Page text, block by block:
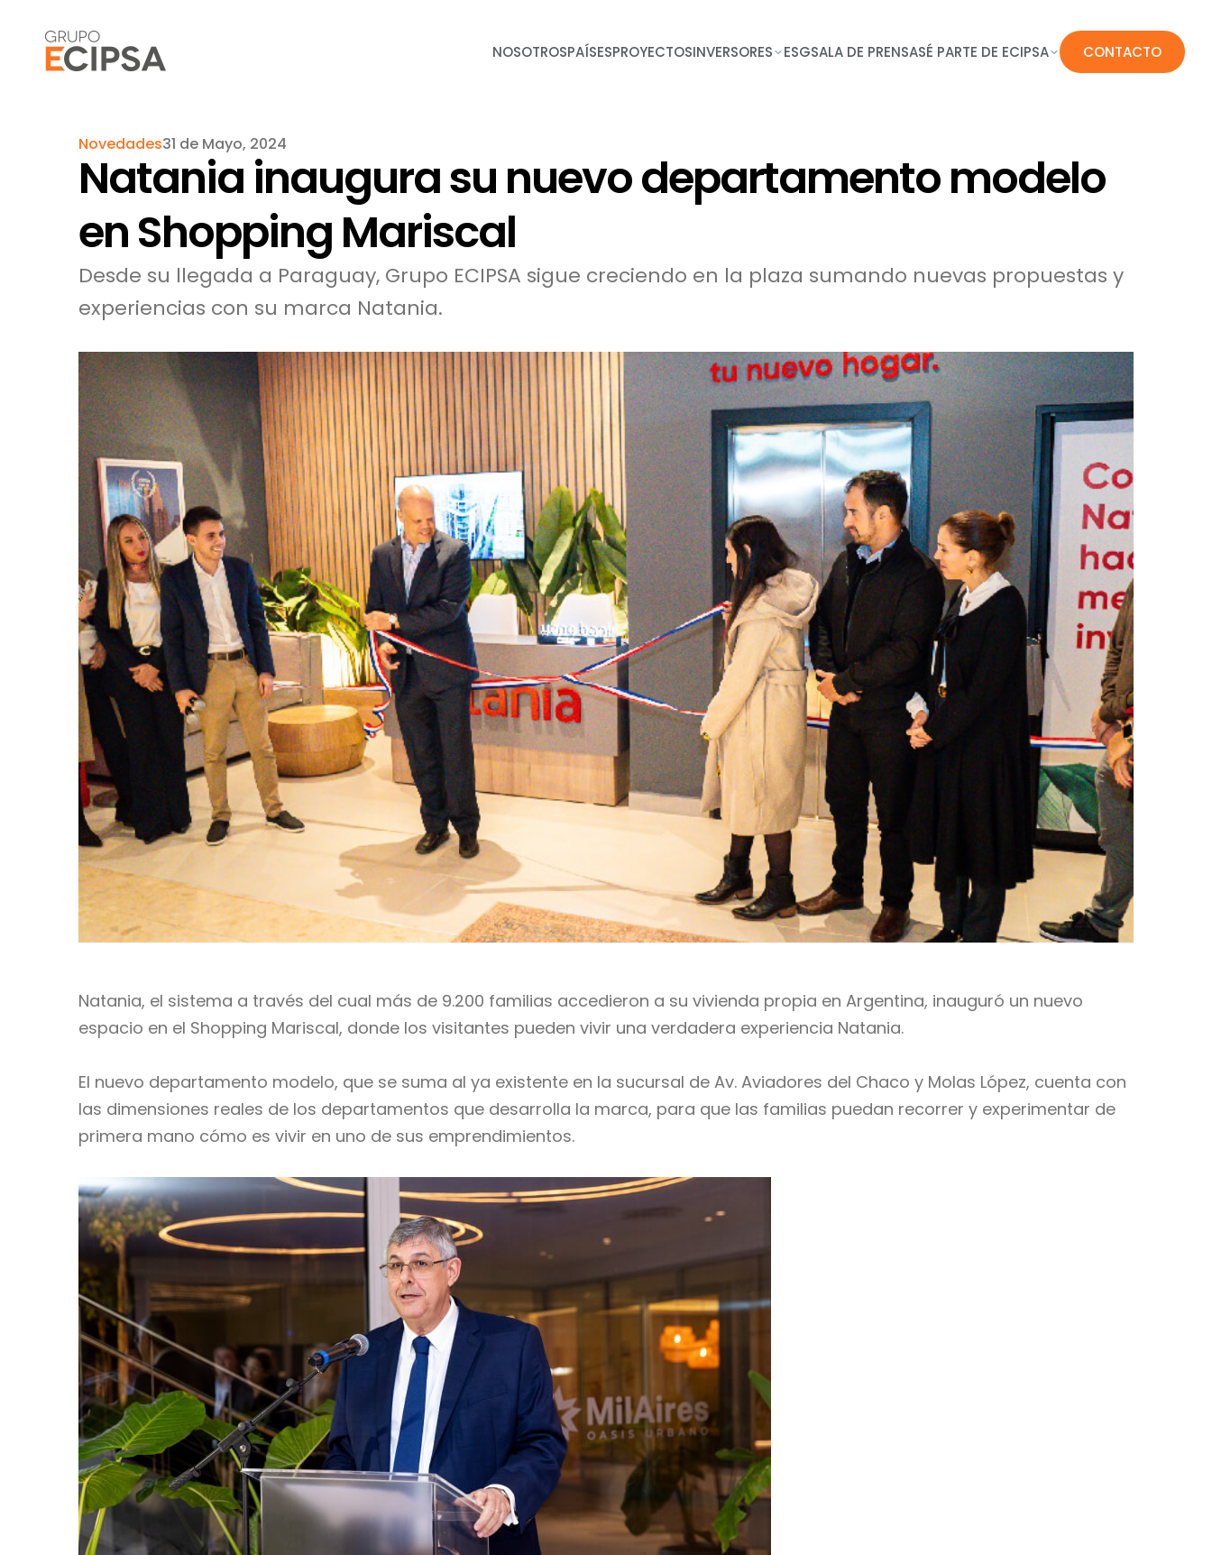
NOSOTROSPAÍSESPROYECTOSINVERSORES ESGSALA DE PRENSASÉ PARTE DE ECIPSA CONTACTO
Novedades31 de Mayo, 2024
Natania inaugura su nuevo departamento modelo
en Shopping Mariscal
Desde su llegada a Paraguay, Grupo ECIPSA sigue creciendo en la plaza sumando nuevas propuestas y
experiencias con su marca Natania.
Natania, el sistema a través del cual más de 9.200 familias accedieron a su vivienda propia en Argentina, inauguró un nuevo
espacio en el Shopping Mariscal, donde los visitantes pueden vivir una verdadera experiencia Natania.
El nuevo departamento modelo, que se suma al ya existente en la sucursal de Av. Aviadores del Chaco y Molas López, cuenta con
las dimensiones reales de los departamentos que desarrolla la marca, para que las familias puedan recorrer y experimentar de
primera mano cómo es vivir en uno de sus emprendimientos.